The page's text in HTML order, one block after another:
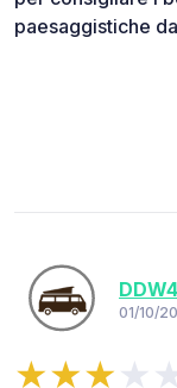
paesaggistiche
DDW4
01/10/